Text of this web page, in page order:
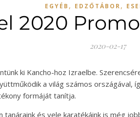
EGYÉB , EDZŐTÁBOR,
2020
2020-02-17
ki Kancho-hoz Izraelbe.
a világ számos országával,
formáját tanítja.
tanáraink és vele karatékáink is még